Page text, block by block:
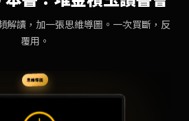
解讀，加一張思維導圖。一次買斷，反
覆用。
思維導圖